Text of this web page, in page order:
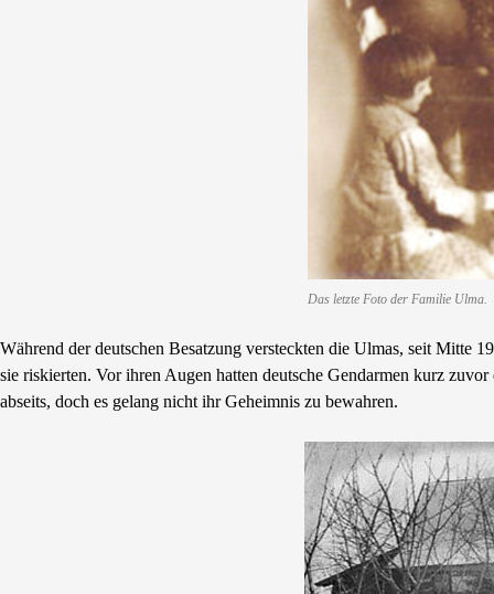
Das letzte Foto der Familie Ulma.
Während der deutschen Besatzung versteckten die Ulmas, seit Mitte
sie riskierten. Vor ihren Augen hatten deutsche Gendarmen kurz
abseits, doch es gelang nicht ihr Geheimnis zu bewahren.